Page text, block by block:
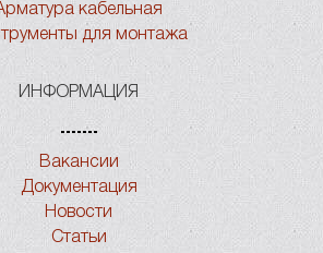
кабельная
для монтажа
ИНФОРМАЦИЯ
Вакансии
Документация
Новости
Статьи